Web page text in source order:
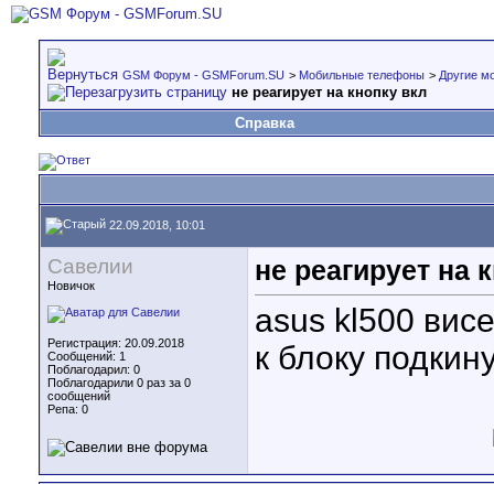
GSM Форум - GSMForum.SU > Мобильные телефоны > Другие
не реагирует на кнопку вкл
Справка
22.09.2018, 10:01
Савелии
Новичок
Регистрация: 20.09.2018
Сообщений: 1
Поблагодарил: 0
Поблагодарили 0 раз за 0
сообщений
Репа: 0
не реагирует на
asus kl500
к блоку